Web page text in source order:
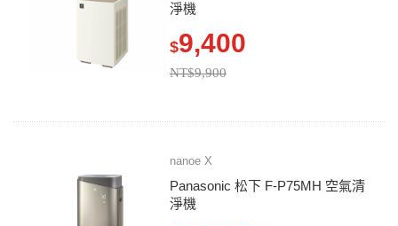
淨機
$9,400
NT$9,900
nanoe X
Panasonic 松下 F-P75MH 空氣清
淨機